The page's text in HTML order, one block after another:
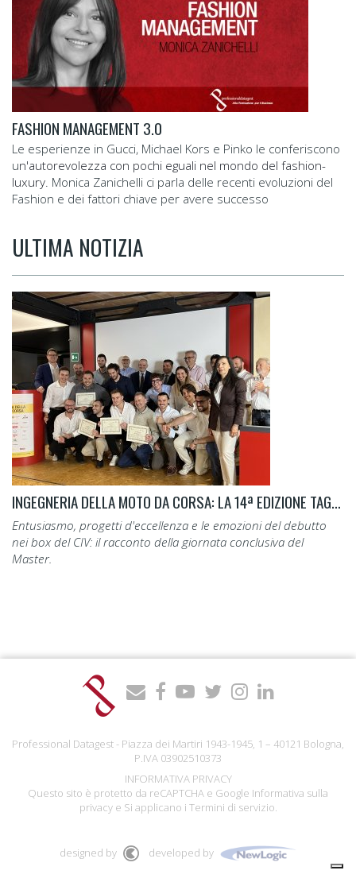
FASHION MANAGEMENT 3.0
Le esperienze in Gucci, Michael Kors e Pinko le conferiscono
un'autorevolezza con pochi eguali nel mondo del fashion-
luxury. Monica Zanichelli ci parla delle recenti evoluzioni del
Fashion e dei fattori chiave per avere successo
ULTIMA NOTIZIA
INGEGNERIA DELLA MOTO DA CORSA: LA 14ª EDIZIONE TAGLIA IL TRAGUARDO.
Entusiasmo, progetti d'eccellenza e le emozioni del debutto
nei box del CIV: il racconto della giornata conclusiva del
Master.
Professional Datagest - Piazza dei Martiri 1943-1945, 1 – 40121 Bologna,
P.IVA 03902510373
INFORMATIVA PRIVACY
Questo sito è protetto da reCAPTCHA e Google Informativa sulla
privacye Si applicano i Termini di servizio.
designed by developed by